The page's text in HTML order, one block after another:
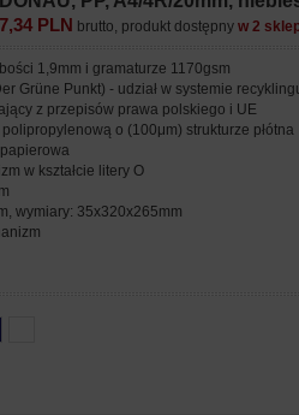
PLN brutto, produkt dostępnyw 2
1,9mm i gramaturze 1170gsm
Grüne Punkt) - udział w systemie
z przepisów prawa polskiego i UE
o (100μm) strukturze płótna
w kształcie litery O
wymiary: 35x320x265mm